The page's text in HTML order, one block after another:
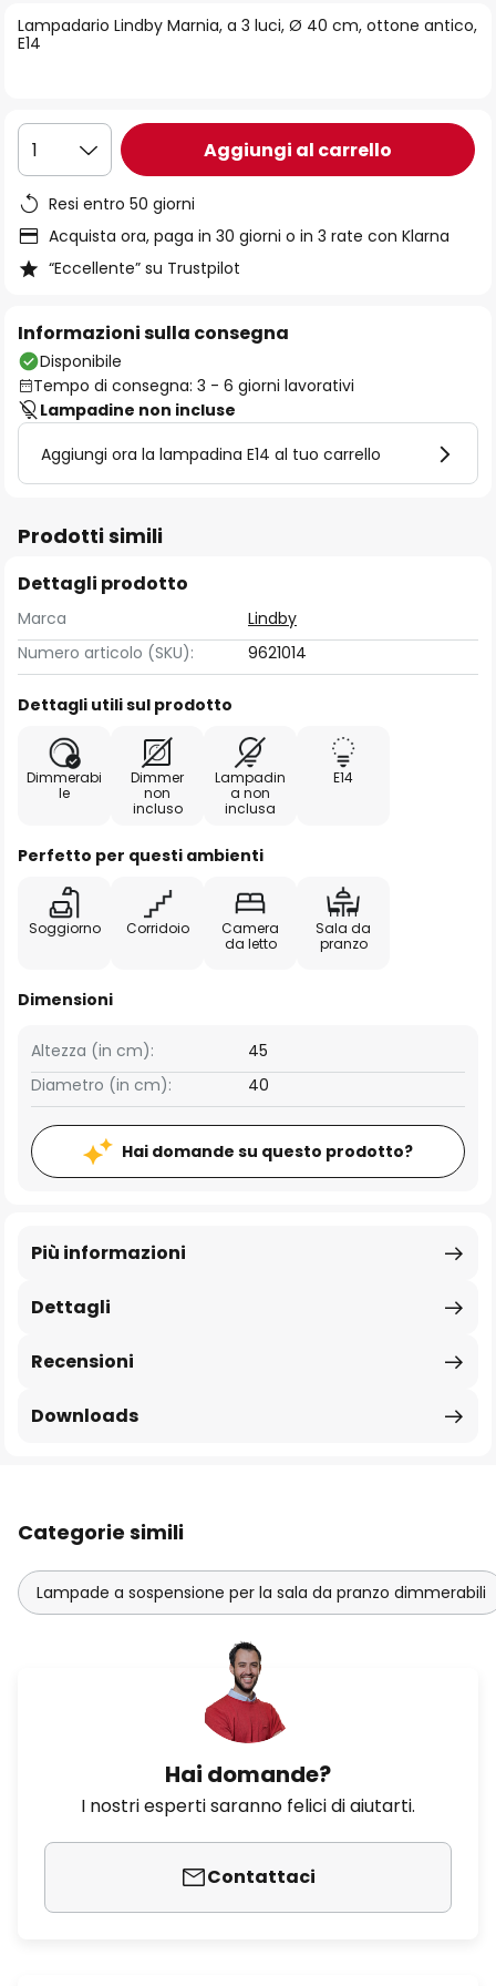
immagini
Lampadario Lindby Marnia, a 3 luci, Ø 40 cm, ottone antico,
E14
1 Aggiungi al carrello
Resi entro 50 giorni
Acquista ora, paga in 30 giorni o in 3 rate con Klarna
“Eccellente” su Trustpilot
Informazioni sulla consegna
Disponibile
Tempo di consegna: 3 - 6 giorni lavorativi
Lampadine non incluse
Aggiungi ora la lampadina E14 al tuo carrello
Prodotti simili
Dettagli prodotto
Marca
Lindby
Numero articolo (SKU):
9621014
Dettagli utili sul prodotto
Dimmerabi
le
Dimmer
non
incluso
Lampadin
a non
inclusa
E14
Perfetto per questi ambienti
Soggiorno Corridoio
Camera
da letto
Sala da
pranzo
Dimensioni
Altezza (in cm):
45
Diametro (in cm):
40
Hai domande su questo prodotto?
Dettagli
Più informazioni
Recensioni
Downloads
Categorie simili
Lampade a sospensione per la sala da pranzo dimmerabili
Hai domande?
I nostri esperti saranno felici di aiutarti.
Contattaci